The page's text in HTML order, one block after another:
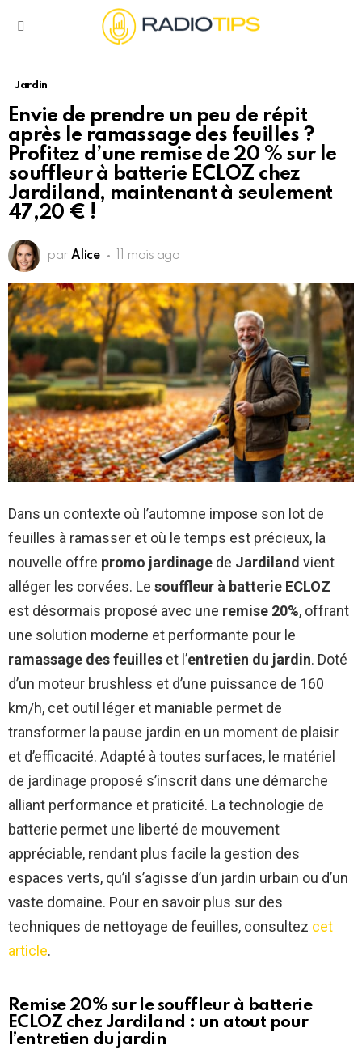
Jardin
Envie de prendre un peu de répit
après le ramassage des feuilles ?
Profitez d’une remise de 20 % sur le
souffleur à batterie ECLOZ chez
Jardiland, maintenant à seulement
47,20 € !
par Alice 11 mois ago
Dans un contexte où l’automne impose son lot de
feuilles à ramasser et où le temps est précieux, la
nouvelle offre promo jardinage de Jardiland vient
alléger les corvées. Le souffleur à batterie ECLOZ
est désormais proposé avec une remise 20%, offrant
une solution moderne et performante pour le
ramassage des feuilles et l’entretien du jardin. Doté
d’un moteur brushless et d’une puissance de 160
km/h, cet outil léger et maniable permet de
transformer la pause jardin en un moment de plaisir
et d’efficacité. Adapté à toutes surfaces, le matériel
de jardinage proposé s’inscrit dans une démarche
alliant performance et praticité. La technologie de
batterie permet une liberté de mouvement
appréciable, rendant plus facile la gestion des
espaces verts, qu’il s’agisse d’un jardin urbain ou d’un
vaste domaine. Pour en savoir plus sur des
techniques de nettoyage de feuilles, consultez cet
article.
Remise 20% sur le souffleur à batterie
ECLOZ chez Jardiland : un atout pour
l’entretien du jardin